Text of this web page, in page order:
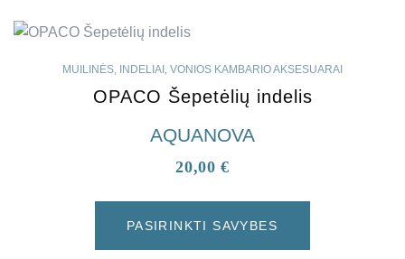
MUILINĖS, INDELIAI , VONIOS KAMBARIO AKSESUARAI
OPACO Šepetėlių indelis
AQUANOVA
20,00 €
PASIRINKTI SAVYBES